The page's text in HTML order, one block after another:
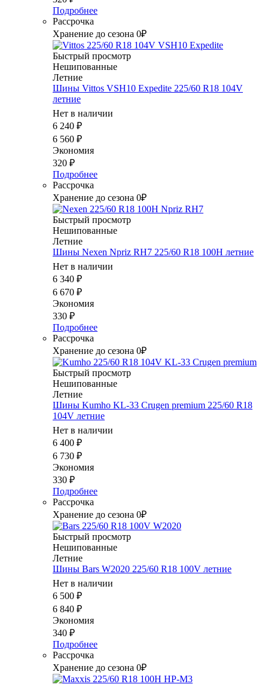
Подробнее
Рассрочка
Хранение до сезона 0₽
Быстрый просмотр
Нешипованные
Летние
Шины Vittos VSH10 Expedite 225/60 R18 104V
летние
Нет в наличии
6 240 ₽
6 560 ₽
Экономия
320 ₽
Подробнее
Рассрочка
Хранение до сезона 0₽
Быстрый просмотр
Нешипованные
Летние
Шины Nexen Npriz RH7 225/60 R18 100H летние
Нет в наличии
6 340 ₽
6 670 ₽
Экономия
330 ₽
Подробнее
Рассрочка
Хранение до сезона 0₽
Быстрый просмотр
Нешипованные
Летние
Шины Kumho KL-33 Crugen premium 225/60 R18
104V летние
Нет в наличии
6 400 ₽
6 730 ₽
Экономия
330 ₽
Подробнее
Рассрочка
Хранение до сезона 0₽
Быстрый просмотр
Нешипованные
Летние
Шины Bars W2020 225/60 R18 100V летние
Нет в наличии
6 500 ₽
6 840 ₽
Экономия
340 ₽
Подробнее
Рассрочка
Хранение до сезона 0₽